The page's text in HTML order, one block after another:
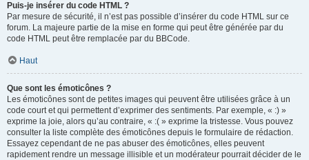
Puis-je insérer du code HTML ?
Par mesure de sécurité, il n’est pas possible d’insérer du code HTML sur ce
forum. La majeure partie de la mise en forme qui peut être générée par du
code HTML peut être remplacée par du BBCode.
Haut
Que sont les émoticônes ?
Les émoticônes sont de petites images qui peuvent être utilisées grâce à un
code court et qui permettent d’exprimer des sentiments. Par exemple, « :) »
exprime la joie, alors qu’au contraire, « :( » exprime la tristesse. Vous pouvez
consulter la liste complète des émoticônes depuis le formulaire de rédaction.
Essayez cependant de ne pas abuser des émoticônes, elles peuvent
rapidement rendre un message illisible et un modérateur pourrait décider de le